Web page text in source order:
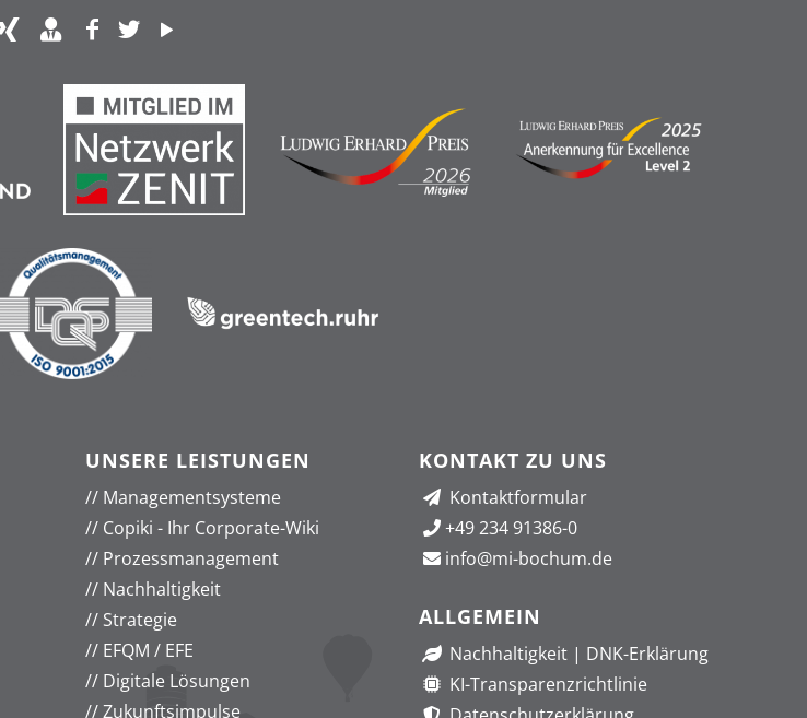
UNSERE LEISTUNGEN
// Managementsysteme
// Copiki - Ihr Corporate-Wiki
// Prozessmanagement
// Nachhaltigkeit
// Strategie
// EFQM / EFE
// Digitale Lösungen
//Zukunftsimpulse
KONTAKT ZU UNS
Kontaktformular
+49 234 91386-0
info@mi-bochum.de
ALLGEMEIN
Nachhaltigkeit | DNK-Erklärung
KI-Transparenzrichtlinie